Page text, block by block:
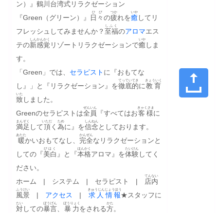
ン）』 鶴川 台湾式リラクゼーション
『Green（グリーン）』
日々
ひび
の疲
つか
れを癒
いや
してリ
フレッシュしてみませんか？至福
しふく
のアロマエス
テの新
しん
感覚
かんかく
リゾートリラクゼーションで癒
いや
しま
す。
「Green」では、 セラピスト に『おもてな
し』」と『リラクゼーション』を徹底的
てっていてき
に教育
きょういく
致
いた
しました。
Greenのセラピストは全員
ぜんいん
『すべてはお客様
きゃくさま
に
満足
まんぞく
して頂
いただ
く 為
ため
に』を信念
しんねん
としております。
暖
あたた
かいおもてなし、 完全
かんぜん
なリラクゼーションと
しての『美白
びはく
』と『本格
ほんかく
アロマ』を体験
たいけん
してく
ださい。
ホーム　|　システム　|　セラピスト　|
店内
てんない
風景
ふうけい
| アクセス | 求人
きゅうじん
情報
じょうほう
★スタッフに
対
たい
しての暴言
ぼうげん
暴力
ぼうりょく
をされる方
かた
。